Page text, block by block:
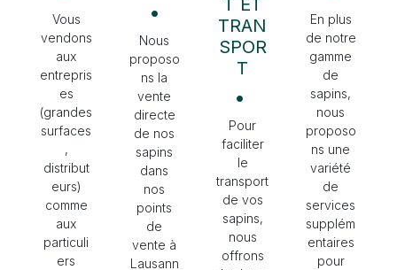
Vous
vendons
aux
entrepris
es
(grandes
surfaces
,
distribut
eurs)
comme
aux
particuli
ers
•
Nous
proposo
ns la
vente
directe
de nos
sapins
dans
nos
points
de
vente à
Lausann
T ET
TRAN
SPOR
T
•
Pour
faciliter
le
transport
de vos
sapins,
nous
offrons
En plus
de notre
gamme
de
sapins,
nous
proposo
ns une
variété
de
services
supplém
entaires
pour